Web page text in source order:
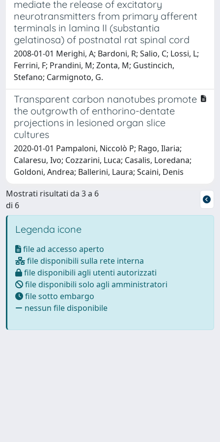
mediate the release of excitatory
neurotransmitters from primary afferent
terminals in lamina II (substantia
gelatinosa) of postnatal rat spinal cord
2008-01-01 Merighi, A; Bardoni, R; Salio, C; Lossi, L;
Ferrini, F; Prandini, M; Zonta, M; Gustincich,
Stefano; Carmignoto, G.
Transparent carbon nanotubes promote
the outgrowth of enthorino-dentate
projections in lesioned organ slice
cultures
2020-01-01 Pampaloni, Niccolò P; Rago, Ilaria;
Calaresu, Ivo; Cozzarini, Luca; Casalis, Loredana;
Goldoni, Andrea; Ballerini, Laura; Scaini, Denis
Mostrati risultati da 3 a 6
di 6
Legenda icone
file ad accesso aperto
file disponibili sulla rete interna
file disponibili agli utenti autorizzati
file disponibili solo agli amministratori
file sotto embargo
nessun file disponibile